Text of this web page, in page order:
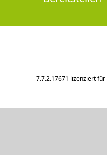
7.7.2.17671 lizenziert für